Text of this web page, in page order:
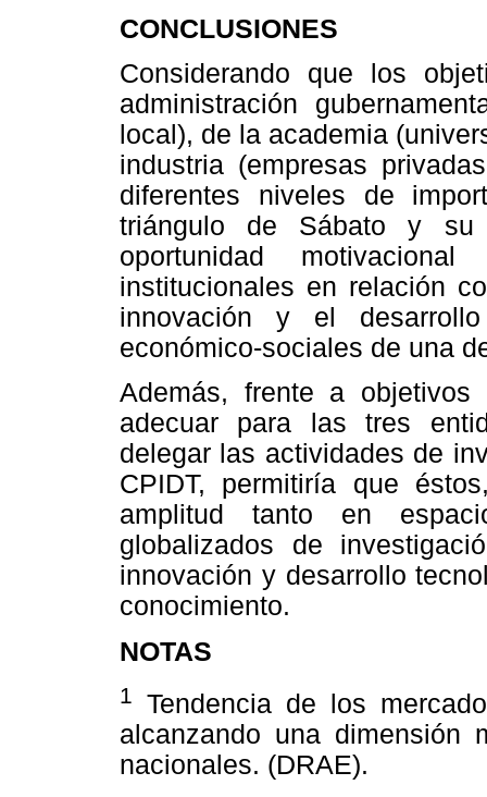
CONCLUSIONES
Considerando que los
administración
local), de la academia
industria (empresas
diferentes niveles de
triángulo de Sábato y su
oportunidad
institucionales en relación
innovación y el
económico-sociales de una
Además, frente a
adecuar para las tres
delegar las actividades de
CPIDT, permitiría que
amplitud tanto en
globalizados de
innovación y desarrollo
conocimiento.
NOTAS
1
Tendencia de los
alcanzando una dimensión
nacionales. (DRAE).